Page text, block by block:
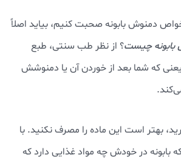
دمنوش بابونه صحبت کنیم، بیاید اصلاً
چیست؟ از نظر طب سنتی، طبع
که شما بعد از خوردن آن یا دمنوشش
بهتر است این ماده را مصرف نکنید. با
بابونه در خودش چه مواد غذایی دارد که